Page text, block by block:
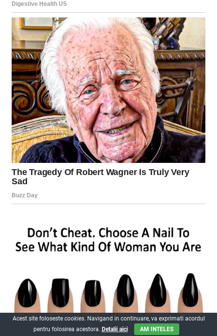
Acest site foloseste cookies. Navigand in continuare, va exprimati acordul
pentru folosirea acestora. Detalii aici AM INTELES